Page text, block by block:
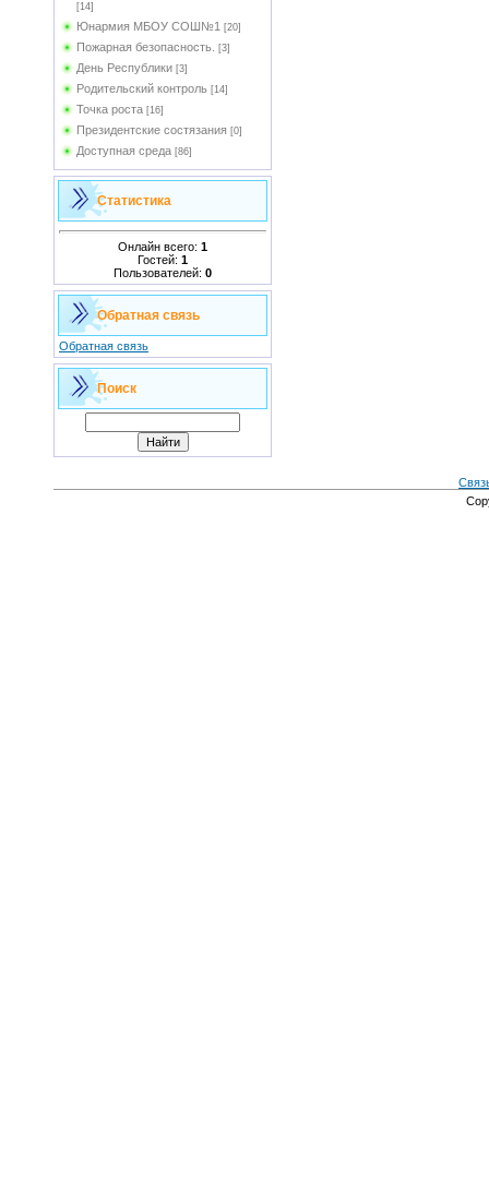
[14]
Юнармия МБОУ СОШ№1 [20]
Пожарная безопасность. [3]
День Республики [3]
Родительский контроль [14]
Точка роста [16]
Президентские состязания [0]
Доступная среда [86]
Статистика
Онлайн всего: 1
Гостей: 1
Пользователей: 0
Обратная связь
Обратная связь
Поиск